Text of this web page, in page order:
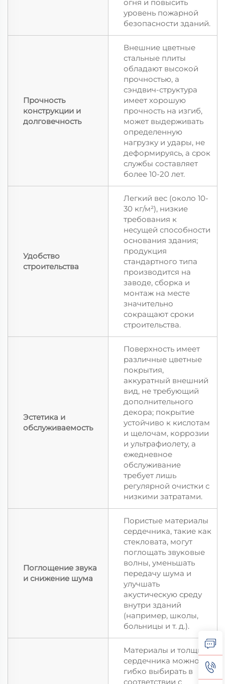
огня и повысить
уровень пожарной
безопасности зданий.
Прочность
конструкции и
долговечность
Внешние цветные
стальные плиты
обладают высокой
прочностью, а
сэндвич-структура
имеет хорошую
прочность на изгиб,
может выдерживать
определенную
нагрузку и удары, не
деформируясь, а срок
службы составляет
более 10-20 лет.
Удобство
строительства
Легкий вес (около 10-
30 кг/м²), низкие
требования к
несущей способности
основания здания;
продукция
стандартного типа
производится на
заводе, сборка и
монтаж на месте
значительно
сокращают сроки
строительства.
Эстетика и
обслуживаемость
Поверхность имеет
различные цветные
покрытия,
аккуратный внешний
вид, не требующий
дополнительного
декора; покрытие
устойчиво к кислотам
и щелочам, коррозии
и ультрафиолету, а
ежедневное
обслуживание
требует лишь
регулярной очистки с
низкими затратами.
Поглощение звука
и снижение шума
Пористые материалы
сердечника, такие как
стекловата, могут
поглощать звуковые
волны, уменьшать
передачу шума и
улучшать
акустическую среду
внутри зданий
(например, школы,
больницы и т. д.).
Материалы и толщину
сердечника можно
гибко выбирать в
соответствии с